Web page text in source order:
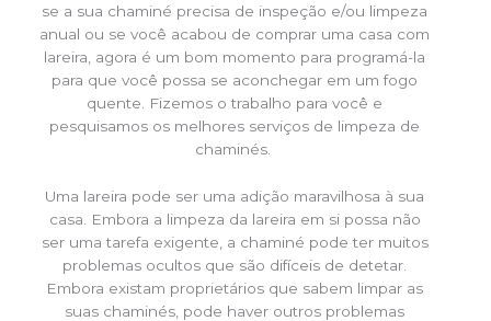
se a sua chaminé precisa de inspeção e/ou limpeza
anual ou se você acabou de comprar uma casa com
lareira, agora é um bom momento para programá-la
para que você possa se aconchegar em um fogo
quente. Fizemos o trabalho para você e
pesquisamos os melhores serviços de limpeza de
chaminés.
Uma lareira pode ser uma adição maravilhosa à sua
casa. Embora a limpeza da lareira em si possa não
ser uma tarefa exigente, a chaminé pode ter muitos
problemas ocultos que são difíceis de detetar.
Embora existam proprietários que sabem limpar as
suas chaminés, pode haver outros problemas